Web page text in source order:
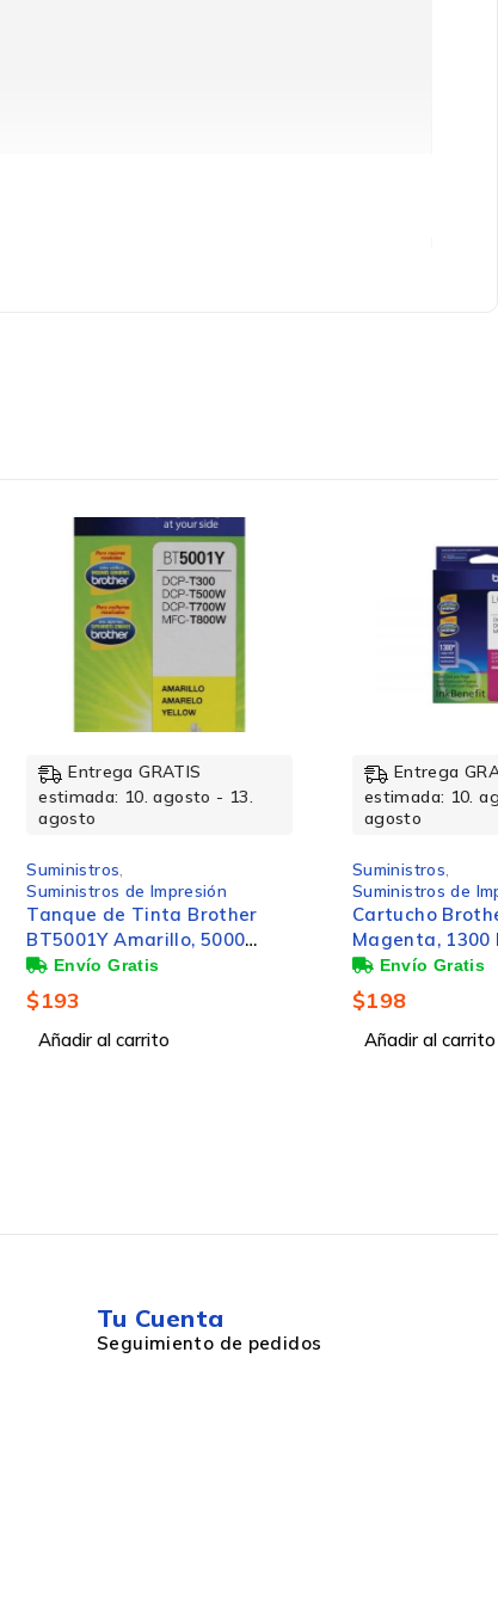
agosto - 13.
Impresión
Brother
5000
Entrega GRATIS
estimada: 10. agosto - 13.
Suministros de Impresión
Cartucho Brother LC-505M
Magenta, 1300 Páginas
Tu Cuenta
Seguimiento de pedidos